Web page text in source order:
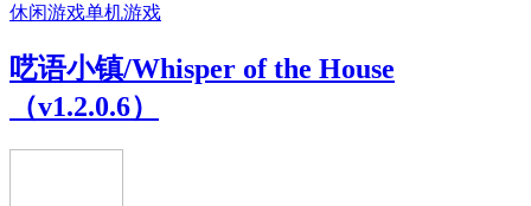
休闲游戏单机游戏
呓语小镇/Whisper of the House
（v1.2.0.6）